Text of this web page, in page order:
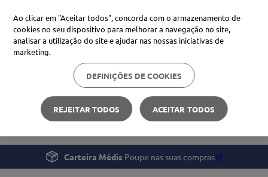
Procure no Marketplace Médis
Pesquisas mais comuns
xiaomi
4º cerave
Desporto e Fitness
Material de Fitness
Mini Banda de Resistência BOXPT
Carteira Médis Poupe nas suas compras🪙
Ao clicar em "Aceitar todos", concorda com o armazenamento de
cookies no seu dispositivo para melhorar a navegação no site,
analisar a utilização do site e ajudar nas nossas iniciativas de
marketing.
DEFINIÇÕES DE COOKIES
REJEITAR TODOS ACEITAR TODOS